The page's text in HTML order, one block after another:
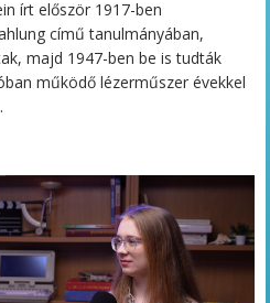
írt először 1917-ben
című tanulmányában,
majd 1947-ben be is tudták
működő lézerműszer évekkel